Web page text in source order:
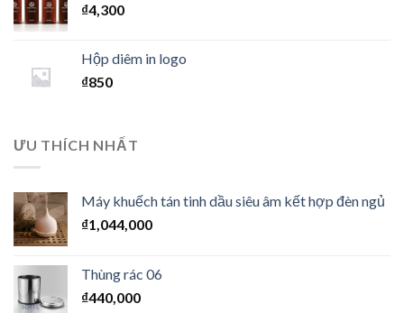
₫4,300
Hộp diêm in logo
₫850
ƯU THÍCH NHẤT
Máy khuếch tán tinh dầu siêu âm kết hợp đèn ngủ
₫1,044,000
Thùng rác 06
₫440,000